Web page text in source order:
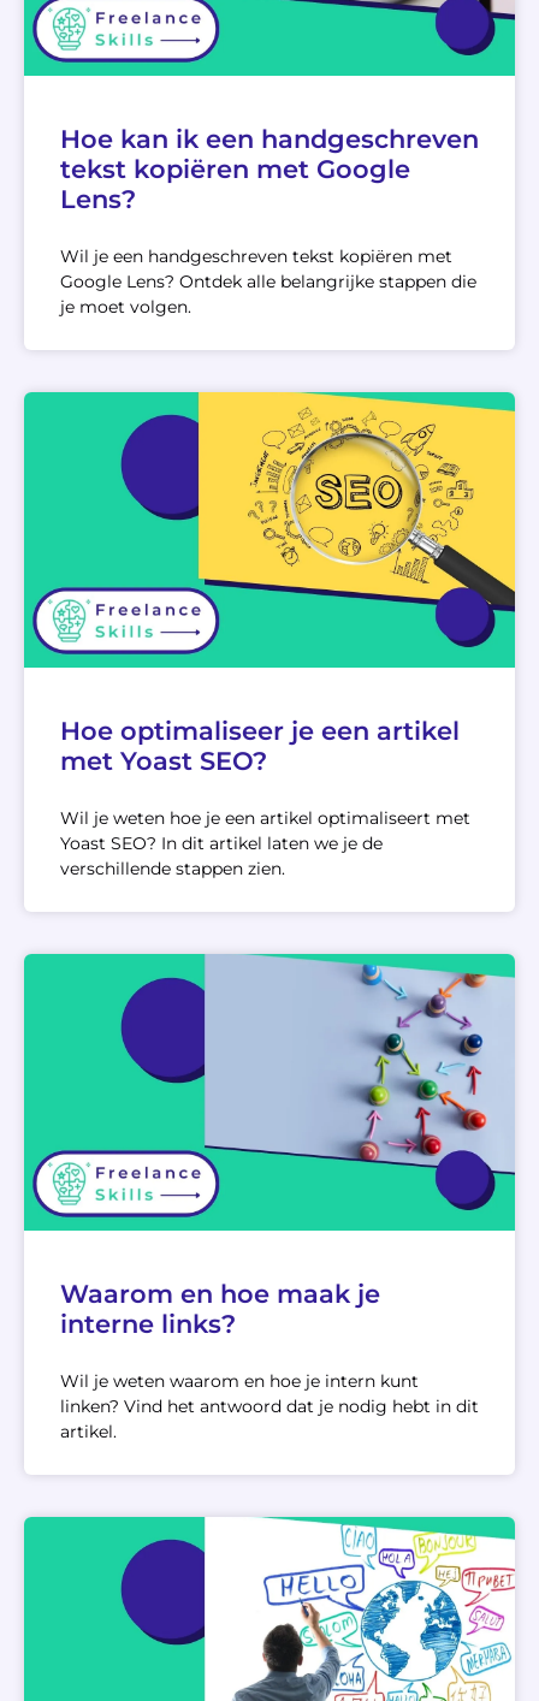
Hoe kan ik een handgeschreven
tekst kopiëren met Google
Lens?
Wil je een handgeschreven tekst kopiëren met
Google Lens? Ontdek alle belangrijke stappen die
je moet volgen.
Hoe optimaliseer je een artikel
met Yoast SEO?
Wil je weten hoe je een artikel optimaliseert met
Yoast SEO? In dit artikel laten we je de
verschillende stappen zien.
Waarom en hoe maak je
interne links?
Wil je weten waarom en hoe je intern kunt
linken? Vind het antwoord dat je nodig hebt in dit
artikel.